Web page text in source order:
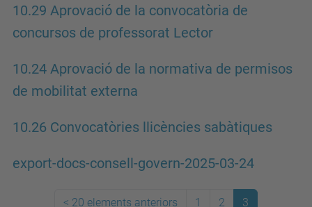
10.29 Aprovació de la convocatòria de
concursos de professorat Lector
10.24 Aprovació de la normativa de permisos
de mobilitat externa
10.26 Convocatòries llicències sabàtiques
export-docs-consell-govern-2025-03-24
< 20 elements anteriors 1 2 3